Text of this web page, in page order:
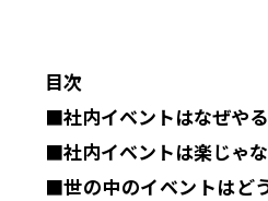
目次
■社内イベントはなぜや
■社内イベントは楽じゃ
■世の中のイベントはど